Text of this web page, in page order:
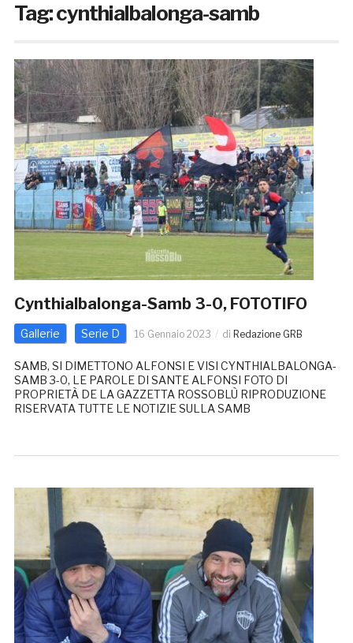
Tag:cynthialbalonga-samb
Cynthialbalonga-Samb 3-0, FOTOTIFO
Gallerie Serie D 16 Gennaio 2023 di Redazione GRB
SAMB, SI DIMETTONO ALFONSI E VISI CYNTHIALBALONGA-
SAMB 3-0, LE PAROLE DI SANTE ALFONSI FOTO DI
PROPRIETÀ DE LA GAZZETTA ROSSOBLÙ RIPRODUZIONE
RISERVATA TUTTE LE NOTIZIE SULLA SAMB